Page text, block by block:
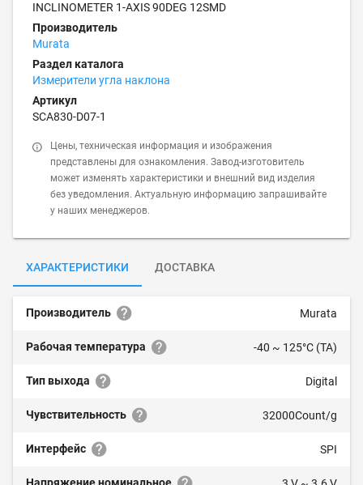
INCLINOMETER 1-AXIS 90DEG 12SMD
Производитель
Murata
Раздел каталога
Измерители угла наклона
Артикул
SCA830-D07-1
Цены, техническая информация и изображения
представлены для ознакомления. Завод-изготовитель
может изменять характеристики и внешний вид изделия
без уведомления. Актуальную информацию запрашивайте
у наших менеджеров.
ХАРАКТЕРИСТИКИ ДОСТАВКА
Производитель Murata
Рабочая температура -40 ~ 125°C (TA)
Тип выхода Digital
Чувствительность 32000Count/g
Интерфейс SPI